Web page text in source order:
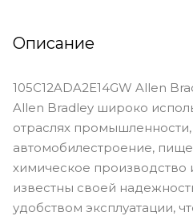
Описание
105C12ADA2E14GW Allen
Allen Bradley широко
отраслях
автомобилестроение,
химическое производство
известны своей
удобством эксплуатации,